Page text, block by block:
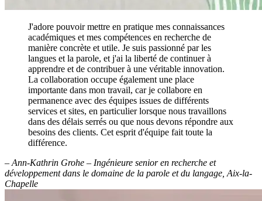
J'adore pouvoir mettre en pratique mes connaissances
académiques et mes compétences en recherche de
manière concrète et utile. Je suis passionné par les
langues et la parole, et j'ai la liberté de continuer à
apprendre et de contribuer à une véritable innovation.
La collaboration occupe également une place
importante dans mon travail, car je collabore en
permanence avec des équipes issues de différents
services et sites, en particulier lorsque nous travaillons
dans des délais serrés ou que nous devons répondre aux
besoins des clients. Cet esprit d'équipe fait toute la
différence.
– Ann-Kathrin Grohe – Ingénieure senior en recherche et
développement dans le domaine de la parole et du langage, Aix-la-
Chapelle